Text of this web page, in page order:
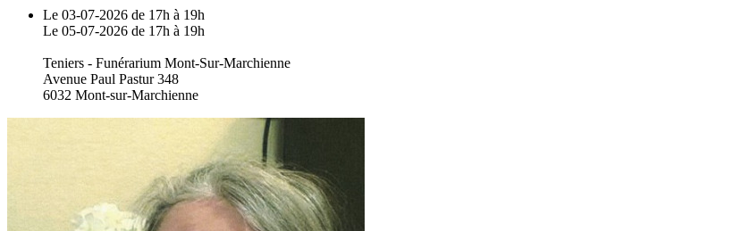
Le 03-07-2026 de 17h à 19h
Le 05-07-2026 de 17h à 19h
Teniers - Funérarium Mont-Sur-Marchienne
Avenue Paul Pastur 348
6032 Mont-sur-Marchienne